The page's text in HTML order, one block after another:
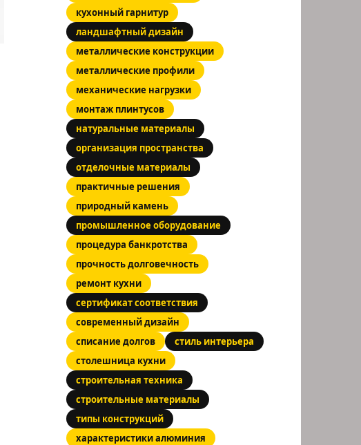
кухонный гарнитур
ландшафтный дизайн
металлические конструкции
металлические профили
механические нагрузки
монтаж плинтусов
натуральные материалы
организация пространства
отделочные материалы
практичные решения
природный камень
промышленное оборудование
процедура банкротства
прочность долговечность
ремонт кухни
сертификат соответствия
современный дизайн
списание долгов
стиль интерьера
столешница кухни
строительная техника
строительные материалы
типы конструкций
характеристики алюминия